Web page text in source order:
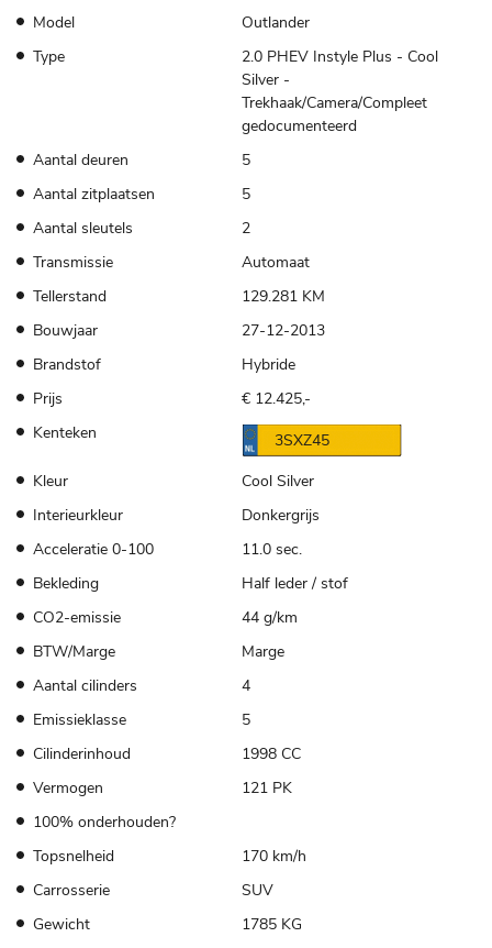
Model
Outlander
Type
2.0 PHEV Instyle Plus - Cool
Silver -
Trekhaak/Camera/Compleet
gedocumenteerd
Aantal deuren
5
Aantal zitplaatsen
5
Aantal sleutels
2
Transmissie
Automaat
Tellerstand
129.281 KM
Bouwjaar
27-12-2013
Brandstof
Hybride
Prijs
€ 12.425,-
Kenteken
3SXZ45
Kleur
Cool Silver
Interieurkleur
Donkergrijs
Acceleratie 0-100
11.0 sec.
Bekleding
Half leder / stof
CO2-emissie
44 g/km
BTW/Marge
Marge
Aantal cilinders
4
Emissieklasse
5
Cilinderinhoud
1998 CC
Vermogen
121 PK
100% onderhouden?
Topsnelheid
170 km/h
Carrosserie
SUV
Gewicht
1785 KG